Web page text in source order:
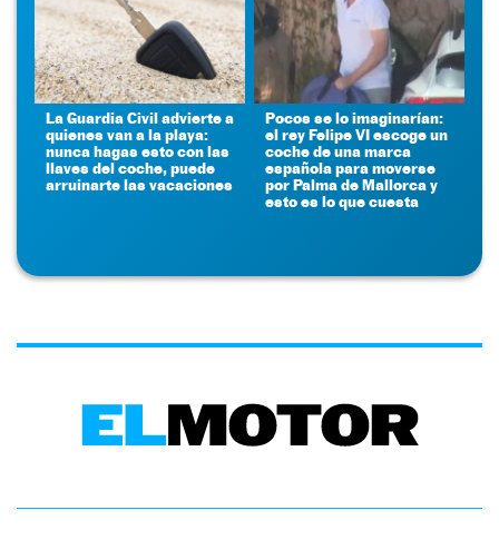
La Guardia Civil advierte a
quienes van a la playa:
nunca hagas esto con las
llaves del coche, puede
arruinarte las vacaciones
Pocos se lo imaginarían:
el rey Felipe VI escoge un
coche de una marca
española para moverse
por Palma de Mallorca y
esto es lo que cuesta